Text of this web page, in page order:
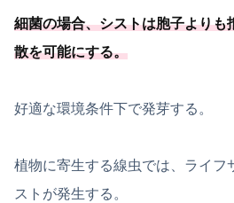
細菌の場合、シストは胞子よりも
散を可能にする。
好適な環境条件下で発芽する。
植物に寄生する線虫では、ライフ
ストが発生する。